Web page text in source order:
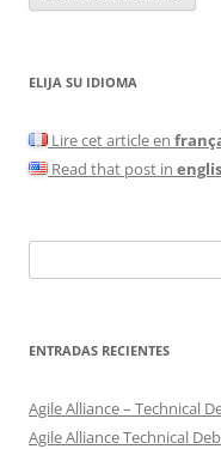
ELIJA SU IDIOMA
Lire cet article en
Read that post in
ENTRADAS RECIENTES
Agile Alliance – Technical
Agile Alliance Technical